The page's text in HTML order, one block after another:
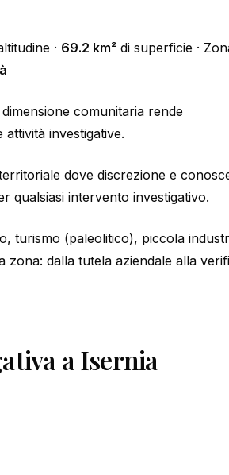
· 69.2 km² di superficie ·
comunitaria rende
investigative.
dove discrezione e
qualsiasi intervento investigativo.
turismo (paleolitico), piccola
zona: dalla tutela aziendale alla
a Isernia